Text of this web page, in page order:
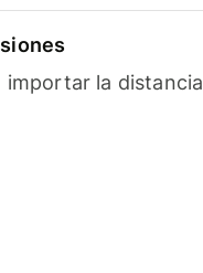
importar la